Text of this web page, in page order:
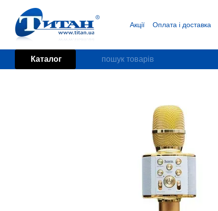
Перейти до основного контенту
Акції Оплата і доставка
Каталог